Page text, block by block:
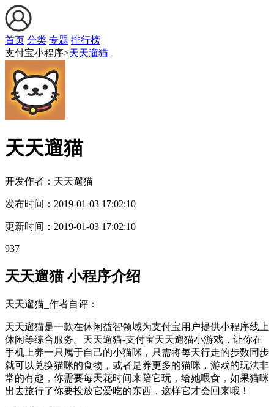
首页 分类 专题 排行榜
支付宝小程序>天天遛猫
天天遛猫
开发作者： 天天遛猫
发布时间： 2019-01-03 17:02:10
更新时间： 2019-01-03 17:02:10
937
天天遛猫 小程序介绍
天天遛猫_作者自评：
天天遛猫是一款在休闲益智领域为支付宝用户提供小程序线上
休闲等综合服务。天天遛猫-支付宝天天遛猫小游戏，让你在
手机上养一只属于自己的小猫咪，只需将每天行走的步数同步
就可以兑换猫咪的食物，或者是养更多的猫咪，游戏的玩法非
常的有趣，你需要每天花时间来陪它玩，给她喂食，如果猫咪
出去旅行了你要投放它爱吃的东西，这样它才会回来哦！